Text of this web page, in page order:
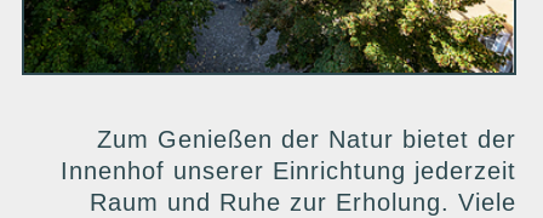
Zum Genießen der Natur bietet der
Innenhof unserer Einrichtung jederzeit
Raum und Ruhe zur Erholung. Viele